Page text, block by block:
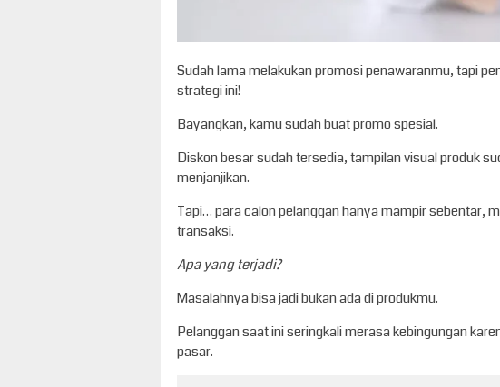
Sudah lama melakukan promosi penawaranmu, tapi
strategi ini!
Bayangkan, kamu sudah buat promo spesial.
Diskon besar sudah tersedia, tampilan visual produk
menjanjikan.
Tapi… para calon pelanggan hanya mampir sebentar,
transaksi.
Apa yang terjadi?
Masalahnya bisa jadi bukan ada di produkmu.
Pelanggan saat ini seringkali merasa kebingungan
pasar.